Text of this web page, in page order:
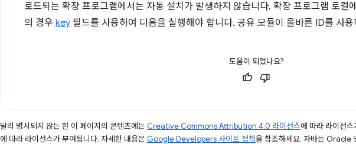
로드되는 확장 프로그램에서는 자동 설치가 발생하지 않습니다. 확장 프로그램 로컬
의 경우 key 필드를 사용하여 다음을 실행해야 합니다. 공유 모듈이 올바른 ID를 사
도움이 되었나요?
달리 명시되지 않는 한 이 페이지의 콘텐츠에는 Creative Commons Attribution 4.0 라이선스에 따라 라이선
에 따라 라이선스가 부여됩니다. 자세한 내용은 Google Developers 사이트 정책을 참조하세요. 자바는 Oracle